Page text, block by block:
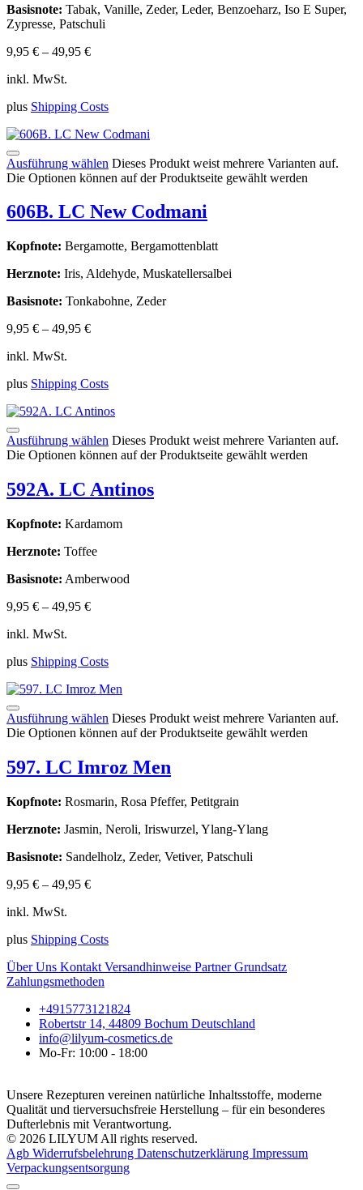
Basisnote: Tabak, Vanille, Zeder, Leder, Benzoeharz, Iso E Super,
Zypresse, Patschuli
9,95 € – 49,95 €
inkl. MwSt.
plus Shipping Costs
Ausführung wählen Dieses Produkt weist mehrere Varianten auf.
Die Optionen können auf der Produktseite gewählt werden
606B. LC New Codmani
Kopfnote: Bergamotte, Bergamottenblatt
Herznote: Iris, Aldehyde, Muskatellersalbei
Basisnote: Tonkabohne, Zeder
9,95 € – 49,95 €
inkl. MwSt.
plus Shipping Costs
Ausführung wählen Dieses Produkt weist mehrere Varianten auf.
Die Optionen können auf der Produktseite gewählt werden
592A. LC Antinos
Kopfnote: Kardamom
Herznote: Toffee
Basisnote: Amberwood
9,95 € – 49,95 €
inkl. MwSt.
plus Shipping Costs
Ausführung wählen Dieses Produkt weist mehrere Varianten auf.
Die Optionen können auf der Produktseite gewählt werden
597. LC Imroz Men
Kopfnote: Rosmarin, Rosa Pfeffer, Petitgrain
Herznote: Jasmin, Neroli, Iriswurzel, Ylang-Ylang
Basisnote: Sandelholz, Zeder, Vetiver, Patschuli
9,95 € – 49,95 €
inkl. MwSt.
plus Shipping Costs
Über Uns Kontakt Versandhinweise PartnerGrundsatz
Zahlungsmethoden
+4915773121824
Robertstr 14, 44809 Bochum Deutschland
info@lilyum-cosmetics.de
Mo-Fr: 10:00 - 18:00
Unsere Rezepturen vereinen natürliche Inhaltsstoffe, moderne
Qualität und tierversuchsfreie Herstellung – für ein besonderes
Dufterlebnis mit Verantwortung.
© 2026 LILYUM All rights reserved.
Agb Widerrufsbelehrung Datenschutzerklärung Impressum
Verpackungsentsorgung